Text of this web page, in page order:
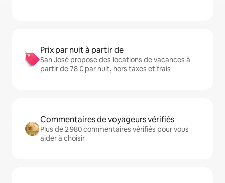
Prix par nuit à partir de
San José propose des locations de vacances à
partir de 78 € par nuit, hors taxes et frais
Commentaires de voyageurs vérifiés
Plus de 2 980 commentaires vérifiés pour vous
aider à choisir